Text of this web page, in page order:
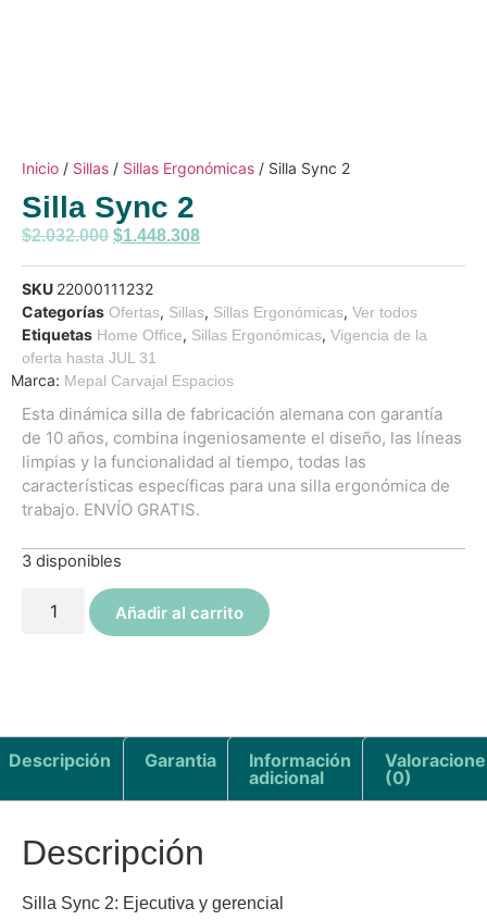
Inicio / Sillas / Sillas Ergonómicas / Silla Sync 2
Silla Sync 2
$2.032.000 $1.448.308
SKU 22000111232
Categorías Ofertas, Sillas, Sillas Ergonómicas, Ver todos
Etiquetas Home Office, Sillas Ergonómicas, Vigencia de la
oferta hasta JUL 31
Marca: Mepal Carvajal Espacios
Esta dinámica silla de fabricación alemana con garantía
de 10 años, combina ingeniosamente el diseño, las líneas
limpias y la funcionalidad al tiempo, todas las
características específicas para una silla ergonómica de
trabajo. ENVÍO GRATIS.
3 disponibles
Añadir al carrito
Descripción Garantia
Información
adicional
(0)
Descripción
Silla Sync 2: Ejecutiva y gerencial